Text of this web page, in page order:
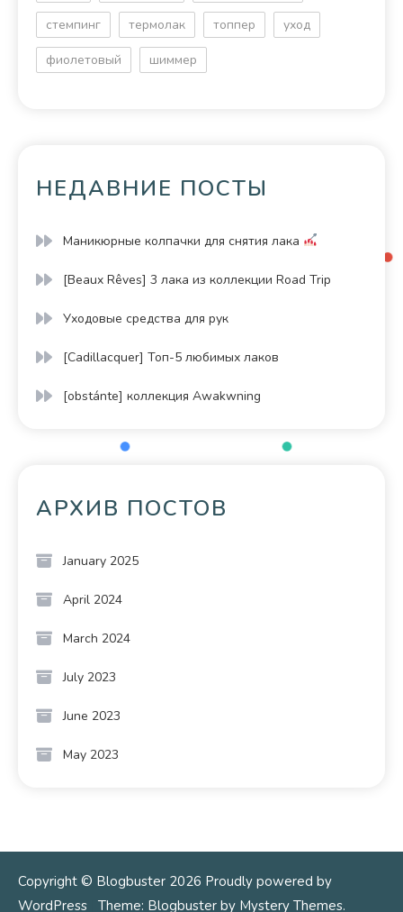
стемпинг термолак топпер уход
фиолетовый шиммер
НЕДАВНИЕ ПОСТЫ
Маникюрные колпачки для снятия лака
[Beaux Rêves] 3 лака из коллекции Road Trip
Уходовые средства для рук
[Cadillacquer] Топ-5 любимых лаков
[obstánte] коллекция Awakwning
АРХИВ ПОСТОВ
January 2025
April 2024
March 2024
July 2023
June 2023
May 2023
Copyright © Blogbuster 2026 Proudly powered by
WordPress Theme: Blogbuster by Mystery Themes.